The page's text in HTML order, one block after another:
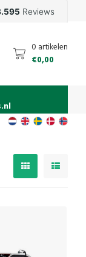
0 artikelen
€0,00